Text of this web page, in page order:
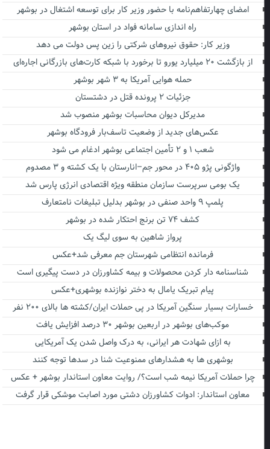
امضای چهارتفاهم‌نامه با حضور وزیر کار برای توسعه اشتغال در بوشهر
راه اندازی سامانه فواد در استان بوشهر
وزیر کار: حقوق نیروهای شرکتی را زین پس دولت می دهد
از بازگشت ۲۰ میلیارد یورو تا برخورد با شبکه کارت‌های بازرگانی اجاره‌ای
حمله هوایی آمریکا به ۳ شهر بوشهر
جزئیات ۲ پرونده قتل در دشتستان
مدیرکل دیوان محاسبات بوشهر منصوب شد
عکس‌های جدید از وضعیت تاسف‌بار فرودگاه بوشهر
شعب ۱ و ۲ تأمین اجتماعی بوشهر ادغام می شود
واژگونی پژو ۴۰۵ در محور جم–انارستان با یک کشته و ۳ مصدوم
یک بومی سرپرست سازمان منطقه ویژه اقتصادی انرژی پارس شد
پلمپ ۹ واحد صنفی در بوشهر بدلیل تبلیغات نامتعارف
کشف ۷۴ تن برنج احتکار شده در بوشهر
پرواز شاهین به سوی لیگ یک
فرمانده انتظامی شهرستان جم معرفی شد+عکس
شناسنامه دار کردن محصولات و بیمه کشاورزان در دست پیگیری است
پیام تبریک یامال به دختر نوازنده بوشهری+عکس
خسارات بسیار سنگین آمریکا در پی حملات ایران/کشته ها بالای ۲۰۰ نفر
موکب‌های بوشهر در اربعین بوشهر ۳۰ درصد افزایش یافت
به ازای شهادت هر ایرانی، به درک واصل شدن یک آمریکایی
بوشهری ها به هشدارهای ممنوعیت شنا در سدها توجه کنند
چرا حملات آمریکا نیمه شب است؟/ روایت معاون استاندار بوشهر + عکس
معاون استاندار: ادوات کشاورزان دشتی مورد اصابت موشکی قرار گرفت